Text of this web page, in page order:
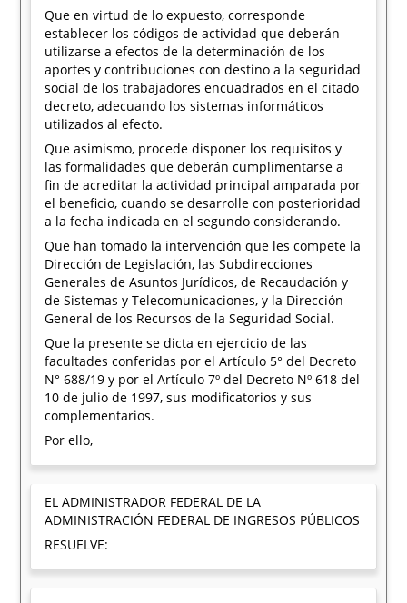
Que en virtud de lo expuesto, corresponde
establecer los códigos de actividad que deberán
utilizarse a efectos de la determinación de los
aportes y contribuciones con destino a la seguridad
social de los trabajadores encuadrados en el citado
decreto, adecuando los sistemas informáticos
utilizados al efecto.
Que asimismo, procede disponer los requisitos y
las formalidades que deberán cumplimentarse a
fin de acreditar la actividad principal amparada por
el beneficio, cuando se desarrolle con posterioridad
a la fecha indicada en el segundo considerando.
Que han tomado la intervención que les compete la
Dirección de Legislación, las Subdirecciones
Generales de Asuntos Jurídicos, de Recaudación y
de Sistemas y Telecomunicaciones, y la Dirección
General de los Recursos de la Seguridad Social.
Que la presente se dicta en ejercicio de las
facultades conferidas por el Artículo 5° del Decreto
N° 688/19 y por el Artículo 7º del Decreto Nº 618 del
10 de julio de 1997, sus modificatorios y sus
complementarios.
Por ello,
EL ADMINISTRADOR FEDERAL DE LA
ADMINISTRACIÓN FEDERAL DE INGRESOS PÚBLICOS
RESUELVE: